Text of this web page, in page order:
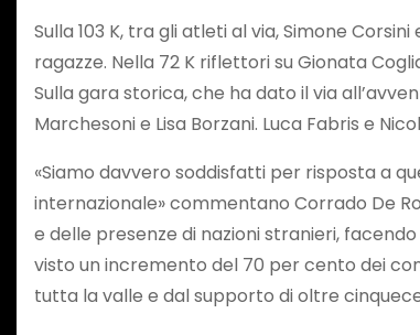
Sulla 103 K, tra gli atleti al via, Simone
ragazze. Nella 72 K riflettori su Gionata
Sulla gara storica, che ha dato il via
Marchesoni e Lisa Borzani. Luca Fabris e
«Siamo davvero soddisfatti per risposta a
internazionale» commentano Corrado De
e delle presenze di nazioni stranieri,
visto un incremento del 70 per cento dei
tutta la valle e dal supporto di oltre